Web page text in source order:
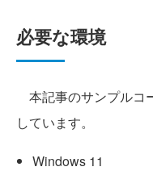
必要な環境
本記事のサンプルコ
しています。
Windows 11